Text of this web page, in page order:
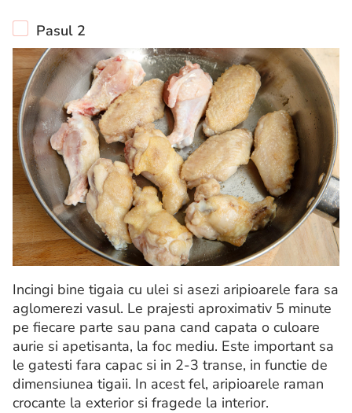
Pasul 2
Incingi bine tigaia cu ulei si asezi aripioarele fara sa
aglomerezi vasul. Le prajesti aproximativ 5 minute
pe fiecare parte sau pana cand capata o culoare
aurie si apetisanta, la foc mediu. Este important sa
le gatesti fara capac si in 2-3 transe, in functie de
dimensiunea tigaii. In acest fel, aripioarele raman
crocante la exterior si fragede la interior.